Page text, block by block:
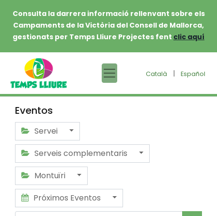
Consulta la darrera informació rellenvant sobre els
Campaments de la Victòria del Consell de Mallorca,
gestionats per Temps Lliure Projectes fent clic aquí
Català | Español
Eventos
Servei
Serveis complementaris
Montuïri
Próximos Eventos